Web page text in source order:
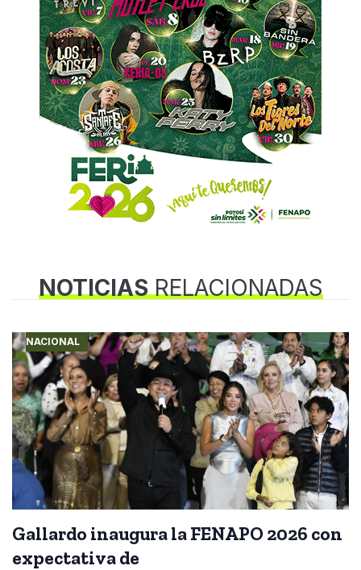
NOTICIASRELACIONADAS
NACIONAL
Gallardo inaugura la FENAPO 2026 con
expectativa de